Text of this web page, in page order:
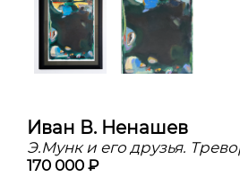
Иван В. Ненашев
Э.Мунк и его друзья.
170 000 ₽